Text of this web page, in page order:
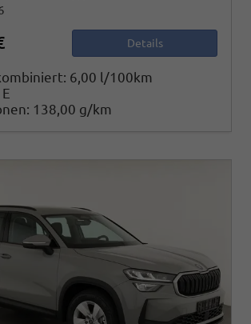
Details
6,00 l/100km
E
138,00 g/km